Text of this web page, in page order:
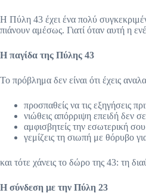
Η Πύλη 43 έχει ένα πολύ
πιάνουν αμέσως. Γιατί όταν αυτή η
Η παγίδα της Πύλης 43
Το πρόβλημα δεν είναι ότι έχεις
προσπαθείς να τις εξηγήσεις
νιώθεις απόρριψη επειδή δεν
αμφισβητείς την εσωτερική
γεμίζεις τη σιωπή με θόρυβο
και τότε χάνεις το δώρο της 43: τη
Η σύνδεση με την Πύλη 23